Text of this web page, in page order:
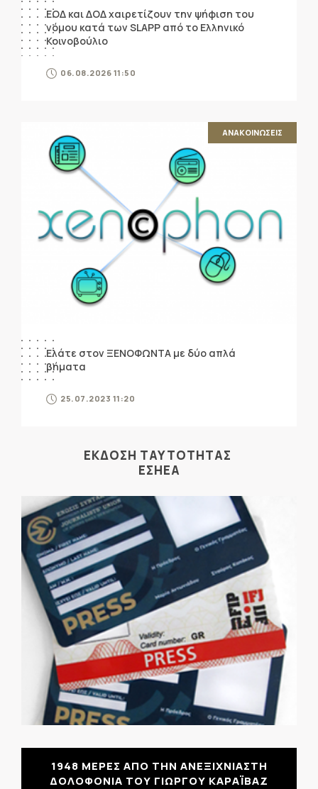
ΕΟΔ και ΔΟΔ χαιρετίζουν την ψήφιση του
νόμου κατά των SLAPP από το Ελληνικό
Κοινοβούλιο
06.08.2026 11:50
ΑΝΑΚΟΙΝΩΣΕΙΣ
Ελάτε στον ΞΕΝΟΦΩΝΤΑ με δύο απλά
βήματα
25.07.2023 11:20
ΕΚΔΟΣΗ ΤΑΥΤΟΤΗΤΑΣ
ΕΣΗΕΑ
1948 ΜΕΡΕΣ ΑΠΟ ΤΗΝ ΑΝΕΞΙΧΝΙΑΣΤΗ
ΔΟΛΟΦΟΝΙΑ ΤΟΥ ΓΙΩΡΓΟΥ ΚΑΡΑΪΒΑΖ